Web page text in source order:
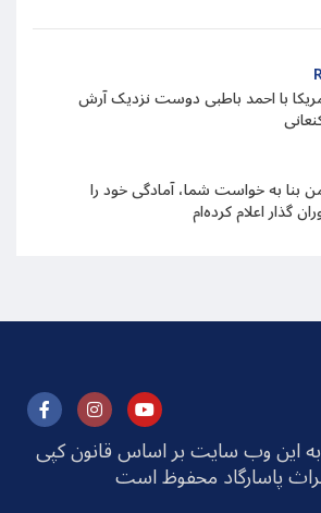
با احمد باطبی دوست نزدیک آرش
بنا به خواست شما، آمادگی خود را
این وب سایت بر اساس قانون کپی
پاسارگاد محفوظ است